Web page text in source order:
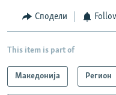
Сподели
This item is part of
Македонија Регион